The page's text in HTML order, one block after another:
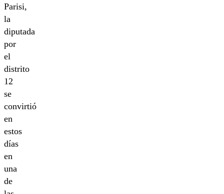
Parisi,
la
diputada
por
el
distrito
12
se
convirtió
en
estos
días
en
una
de